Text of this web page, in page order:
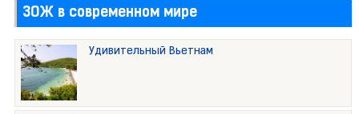
ЗОЖ в современном мире
Удивительный Вьетнам